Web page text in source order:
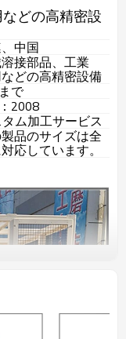
どの高精密設
中国
接部品、工業
どの高精密設備
で
2008
ム加工サービス
品のサイズは全
応しています。